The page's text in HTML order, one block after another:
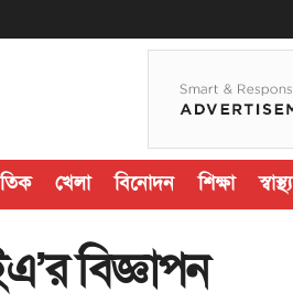
খেলা বিনোদন শিক্ষা স্বাস্থ্য
বিজ্ঞাপন